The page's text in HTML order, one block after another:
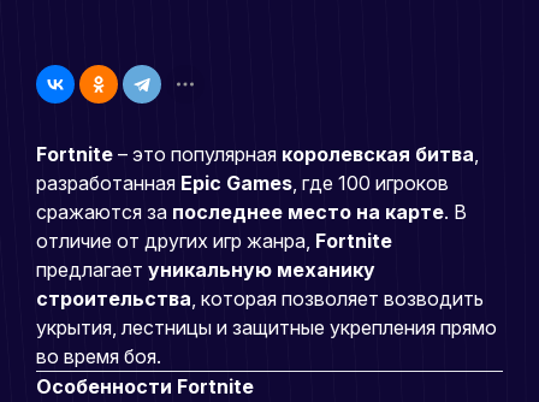
Fortnite – это популярная королевская битва,
разработанная Epic Games, где 100 игроков
сражаются за последнее место на карте. В
отличие от других игр жанра, Fortnite
предлагает уникальную механику
строительства, которая позволяет возводить
укрытия, лестницы и защитные укрепления прямо
во время боя.
Особенности Fortnite